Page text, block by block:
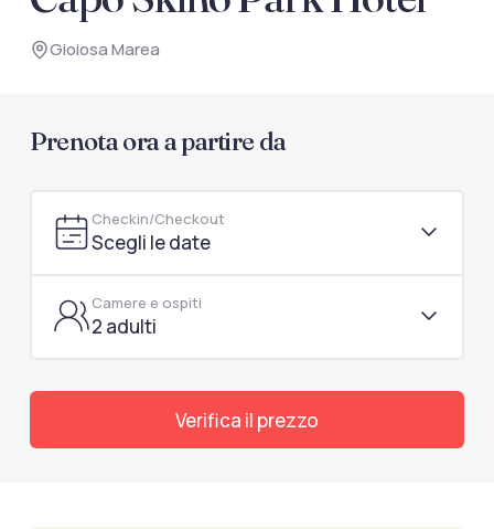
documenti di viaggio.
Gioiosa Marea
Prenota ora a partire da
Checkin/Checkout
Scegli le date
Camere e ospiti
2 adulti
Verifica il prezzo